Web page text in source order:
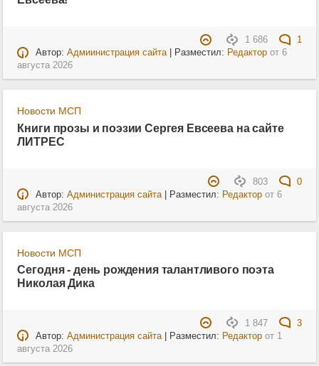
1 686
1
Автор: Адмиинистрация сайта| Разместил: Редакторот 6
августа 2026
Новости МСП
Книги прозы и поэзии Сергея Евсеева на сайте
ЛИТРЕС
803
0
Автор: Администрация сайта| Разместил: Редакторот 6
августа 2026
Новости МСП
Сегодня - день рождения талантливого поэта
Николая Дика
1 847
3
Автор: Администрация сайта| Разместил: Редакторот 1
августа 2026